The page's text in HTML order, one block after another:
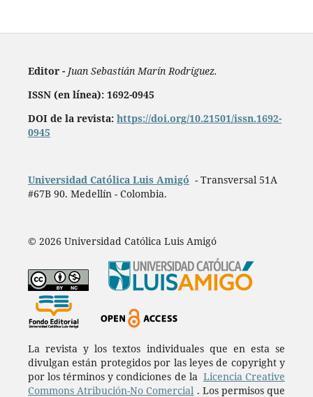
Editor - Juan Sebastián Marín Rodríguez.
ISSN (en línea): 1692-0945
DOI de la revista: https://doi.org/10.21501/issn.1692-
0945
Universidad Católica Luis Amigó - Transversal 51A
#67B 90. Medellín - Colombia.
© 2026 Universidad Católica Luis Amigó
La revista y los textos individuales que en esta se
divulgan están protegidos por las leyes de copyright y
por los términos y condiciones de la Licencia Creative
Commons Atribución-No Comercial . Los permisos que